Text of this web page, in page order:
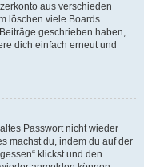
aus verschieden
löschen viele Boards
geschrieben haben,
dich einfach erneut und
Passwort nicht wieder
machst du, indem du auf der
klickst und den